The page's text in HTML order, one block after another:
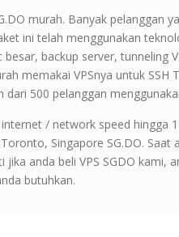
murah. Banyak pelanggan
ini telah menggunakan
backup server, tunneling
memakai VPSnya untuk
dari 500 pelanggan
/ network speed hingga
Singapore SG.DO. Saat
jika anda beli VPS SGDO
butuhkan.